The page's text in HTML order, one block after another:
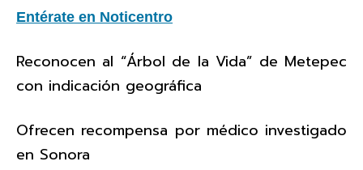
Entérate en Noticentro
Reconocen al “Árbol de la Vida” de Metepec
con indicación geográfica
Ofrecen recompensa por médico investigado
en Sonora